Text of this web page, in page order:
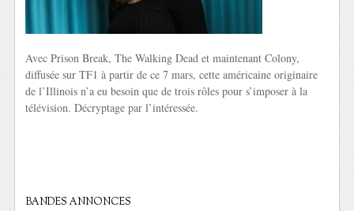
Avec Prison Break, The Walking Dead et maintenant Colony,
diffusée sur TF1 à partir de ce 7 mars, cette américaine originaire
de l’Illinois n’a eu besoin que de trois rôles pour s’imposer à la
télévision. Décryptage par l’intéressée.
BANDES ANNONCES